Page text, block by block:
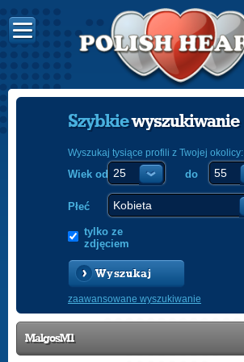
Szybkiewyszukiwanie
Wyszukaj tysiące profili z Twojej okolicy:
Wiek od do
Płeć
tylko ze
zdjęciem
Wyszukaj
zaawansowane wyszukiwanie
MalgosM1